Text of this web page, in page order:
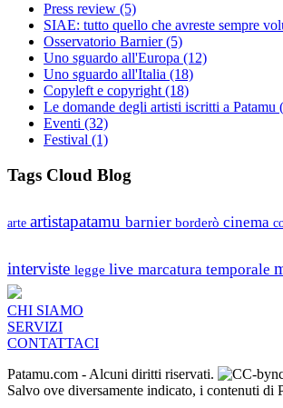
Press review (5)
SIAE: tutto quello che avreste sempre
Osservatorio Barnier(5)
Uno sguardo all'Europa (12)
Uno sguardo all'Italia (18)
Copyleft e copyright (18)
Le domande degli artisti iscritti a Patamu
Eventi (32)
Festival (1)
Tags Cloud Blog
arte artistapatamu barnier borderò cinema
interviste legge live marcatura temporale
CHI SIAMO
SERVIZI
CONTATTACI
Patamu.com - Alcuni diritti riservati.
Salvo ove diversamente indicato, i contenuti